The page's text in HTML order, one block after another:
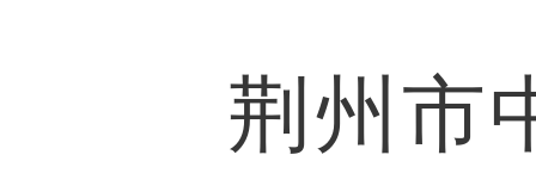
荆州市中